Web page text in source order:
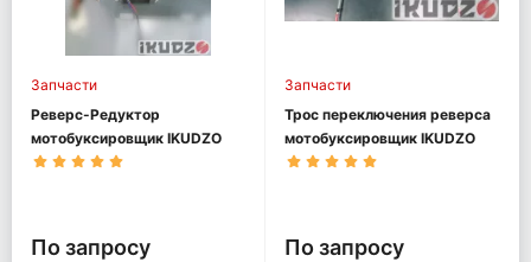
Запчасти
Реверс-Редуктор
мотобуксировщик IKUDZO
По запросу
Запчасти
Трос переключения реверса
мотобуксировщик IKUDZO
По запросу